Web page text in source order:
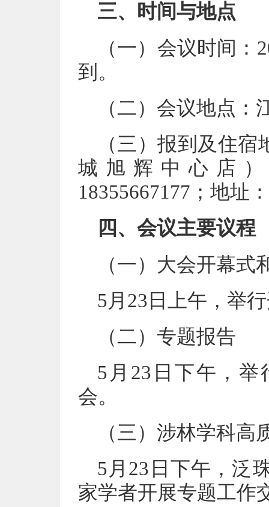
三、时间与地点
（一）会议时间：
到。
（二）会议地点：
（三）报到及住
城旭辉中心店
18355667177；地址
四、会议主要议程
（一）大会开幕式
5月23日上午，举
（二）专题报告
5月23日下午，
会。
（三）涉林学科高
5月23日下午，泛
家学者开展专题工作